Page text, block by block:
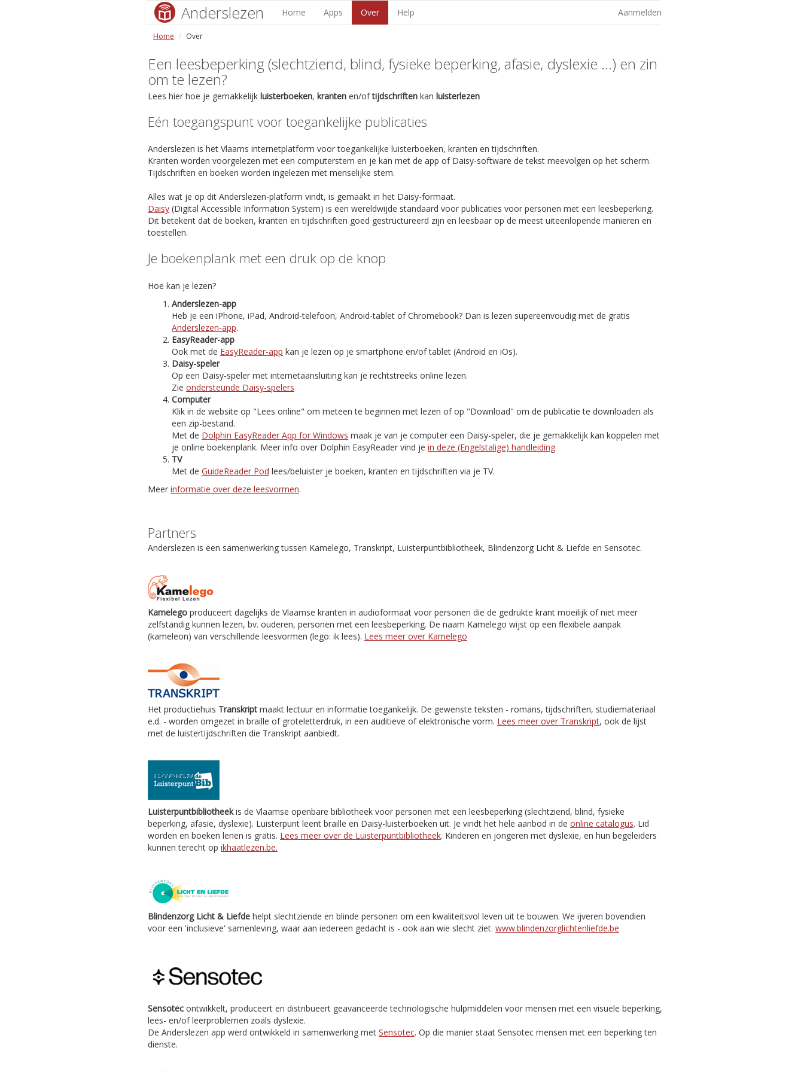
Anderslezen Home Apps Over Help Aanmelden
Home Over
Een leesbeperking (slechtziend, blind, fysieke beperking, afasie, dyslexie ...) en zin
om te lezen?
Lees hier hoe je gemakkelijk luisterboeken, kranten en/oftijdschriften kan luisterlezen
Eén toegangspunt voor toegankelijke publicaties
Anderslezen is het Vlaams internetplatform voor toegankelijke luisterboeken, kranten en tijdschriften.
Kranten worden voorgelezen met een computerstem en je kan met de app of Daisy-software de tekst meevolgen op het scherm.
Tijdschriften en boeken worden ingelezen met menselijke stem.
Alles wat je op dit Anderslezen-platform vindt, is gemaakt in het Daisy-formaat.
Daisy (Digital Accessible Information System) is een wereldwijde standaard voor publicaties voor personen met een leesbeperking.
Dit betekent dat de boeken, kranten en tijdschriften goed gestructureerd zijn en leesbaar op de meest uiteenlopende manieren en
toestellen.
Je boekenplank met een druk op de knop
Hoe kan je lezen?
Anderslezen-app
Heb je een iPhone, iPad, Android-telefoon, Android-tablet of Chromebook? Dan is lezen supereenvoudig met de gratis
Anderslezen-app.
EasyReader-app
Ook met de EasyReader-app kan je lezen op je smartphone en/of tablet (Android en iOs).
Daisy-speler
Op een Daisy-speler met internetaansluiting kan je rechtstreeks online lezen.
Zie ondersteunde Daisy-spelers
Computer
Klik in de website op "Lees online" om meteen te beginnen met lezen of op "Download" om de publicatie te downloaden als
een zip-bestand.
Met de Dolphin EasyReader App for Windows maak je van je computer een Daisy-speler, die je gemakkelijk kan koppelen met
je online boekenplank. Meer info over Dolphin EasyReader vind je in deze (Engelstalige) handleiding
TV
Met de GuideReader Pod lees/beluister je boeken, kranten en tijdschriften via je TV.
Meer informatie over deze leesvormen.
Partners
Anderslezen is een samenwerking tussen Kamelego, Transkript, Luisterpuntbibliotheek, Blindenzorg Licht & Liefde en Sensotec.
Kamelego produceert dagelijks de Vlaamse kranten in audioformaat voor personen die de gedrukte krant moeilijk of niet meer
zelfstandig kunnen lezen, bv. ouderen, personen met een leesbeperking. De naam Kamelego wijst op een flexibele aanpak
(kameleon) van verschillende leesvormen (lego: ik lees). Lees meer over Kamelego
Het productiehuis Transkript maakt lectuur en informatie toegankelijk. De gewenste teksten - romans, tijdschriften, studiemateriaal
e.d. - worden omgezet in braille of groteletterdruk, in een auditieve of elektronische vorm. Lees meer over Transkript, ook de lijst
met de luistertijdschriften die Transkript aanbiedt.
Luisterpuntbibliotheekis de Vlaamse openbare bibliotheek voor personen met een leesbeperking (slechtziend, blind, fysieke
beperking, afasie, dyslexie). Luisterpunt leent braille en Daisy-luisterboeken uit. Je vindt het hele aanbod in de online catalogus. Lid
worden en boeken lenen is gratis. Lees meer over de Luisterpuntbibliotheek. Kinderen en jongeren met dyslexie, en hun begeleiders
kunnen terecht op ikhaatlezen.be.
Blindenzorg Licht & Liefde helpt slechtziende en blinde personen om een kwaliteitsvol leven uit te bouwen. We ijveren bovendien
voor een 'inclusieve' samenleving, waar aan iedereen gedacht is - ook aan wie slecht ziet. www.blindenzorglichtenliefde.be
Sensotec ontwikkelt, produceert en distribueert geavanceerde technologische hulpmiddelen voor mensen met een visuele beperking,
lees- en/of leerproblemen zoals dyslexie.
De Anderslezen app werd ontwikkeld in samenwerking met Sensotec. Op die manier staat Sensotec mensen met een beperking ten
dienste.